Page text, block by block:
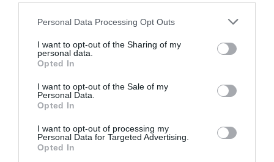
Personal Data Processing Opt Outs
I want to opt-out of the Sharing of my
personal data.
Opted In
I want to opt-out of the Sale of my
Personal Data.
Opted In
I want to opt-out of processing my
Personal Data for Targeted Advertising.
Opted In
à 1.91 km du point 16
à 2.34 km du point 16
Haut-Boutà 1.44 km du point 17
à 1.84 km du point 17
à 2.55 km du point 18
à 3.31 km du point 18
Yvré-l"Évêqueà 3.58 km du point 19
à 3.69 km du point 19